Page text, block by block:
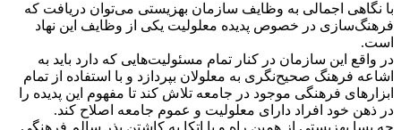
با نگاهی اجمالی به وظایف سازمان بهزیستی می‌توان دریافت که
فرهنگ‌سازی در خصوص پدیده معلولیت یکی از وظایف این نهاد
است.
در واقع این سازمان در کنار تمام مسئولیت‌هایی که دارد باید به
اشاعه فرهنگ صحیح‌نگری به معلولان بپردازد و با استفاده از تمام
ابزارهای فرهنگی موجود در جامعه تلاش کند تا مفهوم این پدیده را
در ذهن خود افراد دارای معلولیت و عموم جامعه اصلاح کند.